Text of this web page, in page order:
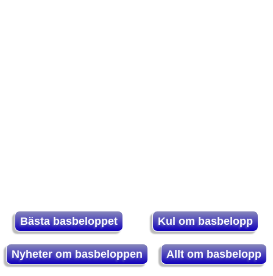
Bästa basbeloppet Kul om basbelopp
Nyheter om basbeloppen Allt om basbelopp